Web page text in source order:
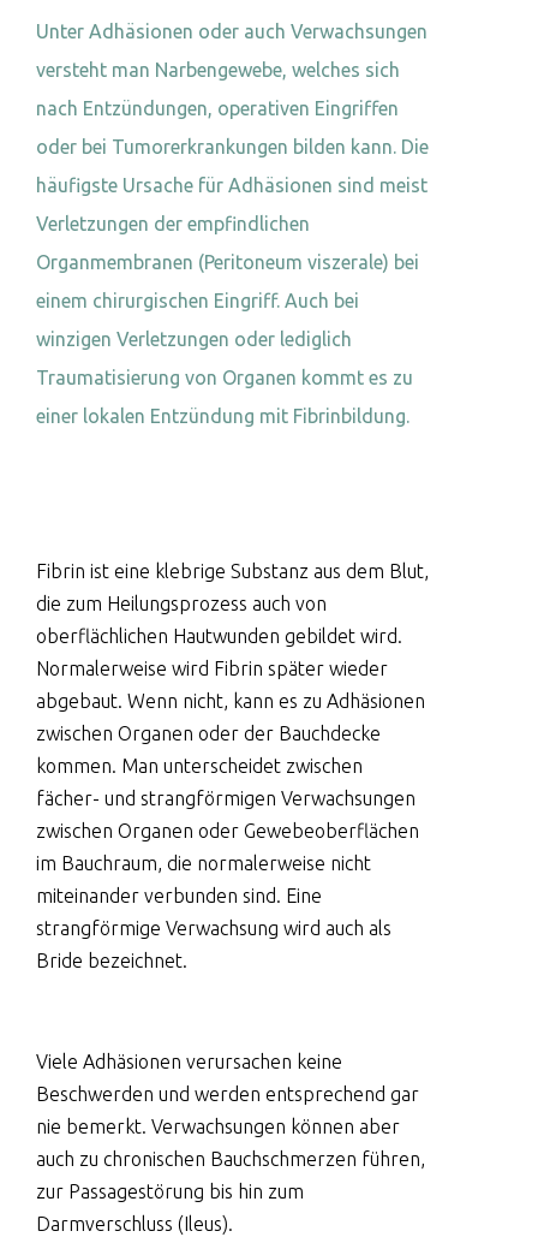
Unter Adhäsionen oder auch Verwachsungen
versteht man Narbengewebe, welches sich
nach Entzündungen, operativen Eingriffen
oder bei Tumorerkrankungen bilden kann. Die
häufigste Ursache für Adhäsionen sind meist
Verletzungen der empfindlichen
Organmembranen (Peritoneum viszerale) bei
einem chirurgischen Eingriff. Auch bei
winzigen Verletzungen oder lediglich
Traumatisierung von Organen kommt es zu
einer lokalen Entzündung mit Fibrinbildung.
Fibrin ist eine klebrige Substanz aus dem Blut,
die zum Heilungsprozess auch von
oberflächlichen Hautwunden gebildet wird.
Normalerweise wird Fibrin später wieder
abgebaut. Wenn nicht, kann es zu Adhäsionen
zwischen Organen oder der Bauchdecke
kommen. Man unterscheidet zwischen
fächer- und strangförmigen Verwachsungen
zwischen Organen oder Gewebeoberflächen
im Bauchraum, die normalerweise nicht
miteinander verbunden sind. Eine
strangförmige Verwachsung wird auch als
Bride bezeichnet.
Viele Adhäsionen verursachen keine
Beschwerden und werden entsprechend gar
nie bemerkt. Verwachsungen können aber
auch zu chronischen Bauchschmerzen führen,
zur Passagestörung bis hin zum
Darmverschluss (Ileus).